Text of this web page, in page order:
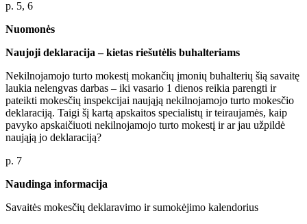
p. 5, 6
Nuomonės
Naujoji deklaracija – kietas riešutėlis buhalteriams
Nekilnojamojo turto mokestį mokančių įmonių buhalterių šią savaitę
laukia nelengvas darbas – iki vasario 1 dienos reikia parengti ir
pateikti mokesčių inspekcijai naująją nekilnojamojo turto mokesčio
deklaraciją. Taigi šį kartą apskaitos specialistų ir teiraujamės, kaip
pavyko apskaičiuoti nekilnojamojo turto mokestį ir ar jau užpildė
naująją jo deklaraciją?
p. 7
Naudinga informacija
Savaitės mokesčių deklaravimo ir sumokėjimo kalendorius